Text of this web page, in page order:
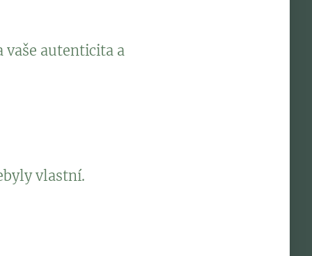
autenticita a
vlastní.